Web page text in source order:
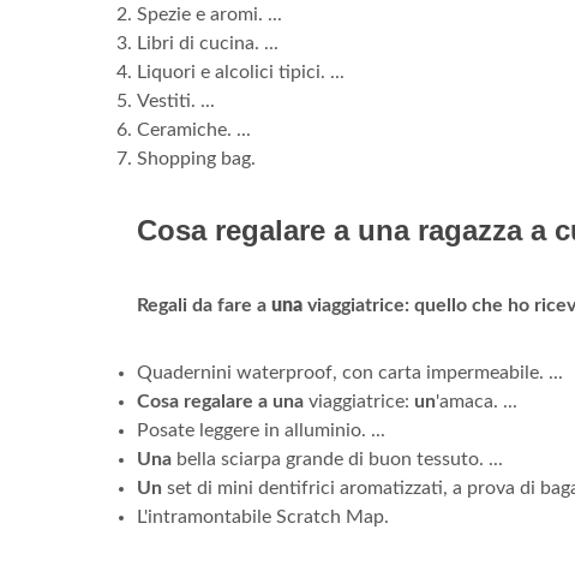
Spezie e aromi. ...
Libri di cucina. ...
Liquori e alcolici tipici. ...
Vestiti. ...
Ceramiche. ...
Shopping bag.
Cosa regalare a una ragazza a
Regali da fare a una viaggiatrice: quello che ho
Quadernini waterproof, con carta impermeabile. ...
Cosa regalare a una viaggiatrice: un'amaca. ...
Posate leggere in alluminio. ...
Una bella sciarpa grande di buon tessuto. ...
Un set di mini dentifrici aromatizzati, a prova di
L'intramontabile Scratch Map.